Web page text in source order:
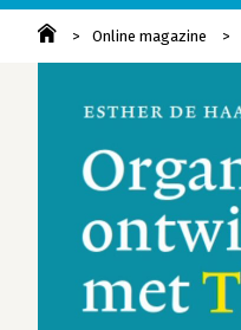
Online magazine